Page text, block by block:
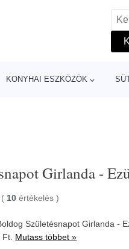
KONYHAI ESZKÖZÖK
Girlanda -
( 10 értékelés)
Születésnapot Girlanda -
Mutass többet »